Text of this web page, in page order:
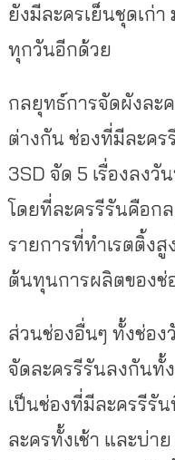
ยังมีละครเย็นชุดเก่า
ทุกวันอีกด้วย
กลยุทธ์การจัดผังละ
ต่างกัน ช่องที่มีละค
3SD จัด 5 เรื่องลงวั
โดยที่ละครรีรันคือก
รายการที่ทำเรตติ้ง
ต้นทุนการผลิตของช่
ส่วนช่องอื่นๆ ทั้งช่อง
จัดละครรีรันลงกันทั้
เป็นช่องที่มีละครรีรั
ละครทั้งเช้า และบ่า